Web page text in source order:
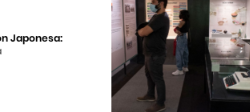
Japonesa: